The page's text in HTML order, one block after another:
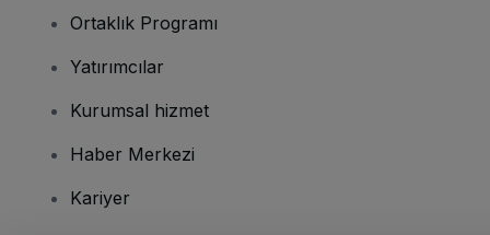
Ortaklık Programı
Yatırımcılar
Kurumsal hizmet
Haber Merkezi
Kariyer